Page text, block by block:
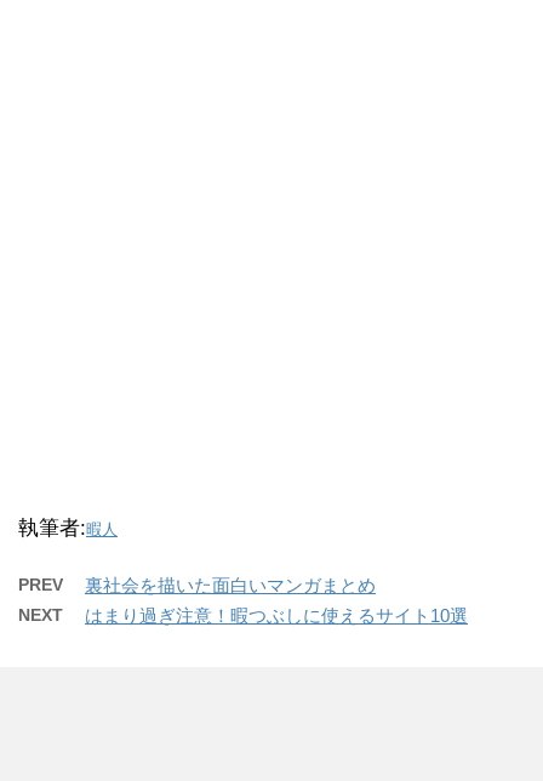
執筆者:暇人
PREV 裏社会を描いた面白いマンガまとめ
NEXT はまり過ぎ注意！暇つぶしに使えるサイト10選